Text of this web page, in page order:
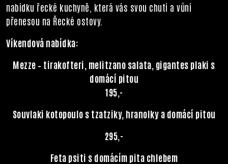
nabídku řecké kuchyně, která vás svou chutí a vůní
přenesou na Řecké ostovy.
Víkendová nabídka:
Mezze – tirakofteri, melitzano salata, gigantes plaki s
domácí pitou
195,-
Souvlaki kotopoulo s tzatziky, hranolky a domácí pitou
295,-
Feta psiti s domácím pita chlebem